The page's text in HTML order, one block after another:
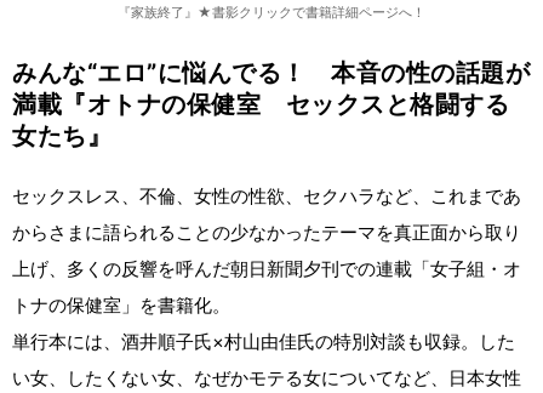
『家族終了』★書影クリックで書籍詳細ページへ！
みんな“エロ”に悩んでる！ 本音の性の話題が
満載『オトナの保健室 セックスと格闘する
女たち』
セックスレス、不倫、女性の性欲、セクハラなど、これまであ
からさまに語られることの少なかったテーマを真正面から取り
上げ、多くの反響を呼んだ朝日新聞夕刊での連載「女子組・オ
トナの保健室」を書籍化。
単行本には、酒井順子氏×村山由佳氏の特別対談も収録。した
い女、したくない女、なぜかモテる女についてなど、日本女性